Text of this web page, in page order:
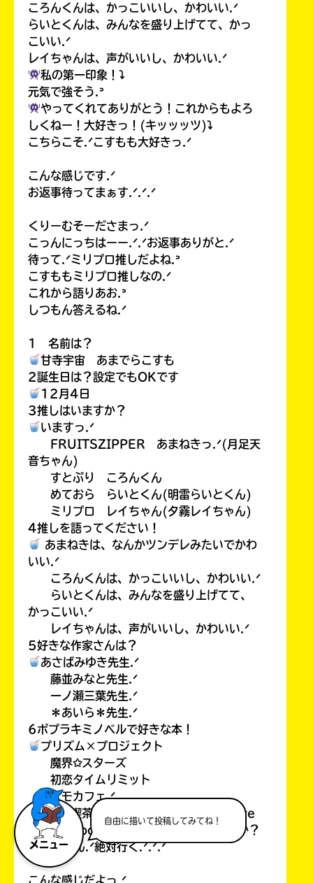
メニュー
自由に描いて投稿してみてね！
ころんくんは、かっこいいし、かわいい.ᐟ
らいとくんは、みんなを盛り上げてて、かっ
こいい.ᐟ
レイちゃんは、声がいいし、かわいい.ᐟ
私の第一印象！⤵︎
元気で強そう.ᐣ
やってくれてありがとう！これからもよろ
しくねー！大好きっ！(キッッッツ)⤵︎
こちらこそ.ᐟこすもも大好きっ.ᐟ
こんな感じです.ᐟ
お返事待ってまぁす.ᐟ.ᐟ.ᐟ
くりーむそーださまっ.ᐟ
こっんにっちはーー.ᐟ.ᐟお返事ありがと.ᐟ
待って.ᐟミリプロ推しだよね.ᐣ
こすももミリプロ推しなの.ᐟ
これから語りあお.ᐣ
しつもん答えるね.ᐟ
1 名前は？
甘寺宇宙 あまでらこすも
2誕生日は？設定でもOKです
12月4日
3推しはいますか？
いますっ.ᐟ
FRUITSZIPPER あまねきっ.ᐟ(月足天
音ちゃん)
すとぷり ころんくん
めておら らいとくん(明雷らいとくん)
ミリプロ レイちゃん(夕霧レイちゃん)
4推しを語ってください！
あまねきは、なんかツンデレみたいでかわ
いい.ᐟ
ころんくんは、かっこいいし、かわいい.ᐟ
らいとくんは、みんなを盛り上げてて、
かっこいい.ᐟ
レイちゃんは、声がいいし、かわいい.ᐟ
5好きな作家さんは？
あさばみゆき先生.ᐟ
藤並みなと先生.ᐟ
一ノ瀬三葉先生.ᐟ
＊あいら＊先生.ᐟ
6ポプラキミノベルで好きな本！
プリズム×プロジェクト
魔界✩スターズ
初恋タイムリミット
ケモカフェ.ᐟ
7また、喫茶(カフェでもあるけど…）「Cre
amsea soda」にご来店していただますか？
もちろん.ᐟ絶対行く.ᐟ.ᐟ.ᐟ
こんな感じだよっ.ᐟ